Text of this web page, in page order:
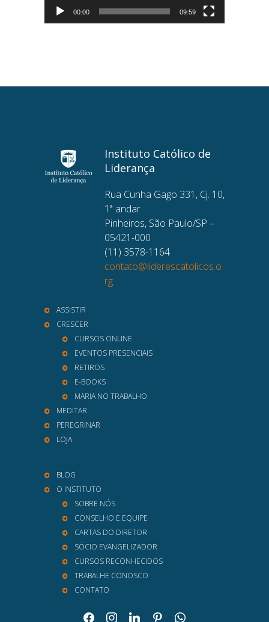
00:00 09:59
Instituto Católico de
Liderança
Rua Cunha Gago 331, Cj. 10,
1ª andar
Pinheiros, São Paulo/SP –
05421-000
(11) 3578-1164
contato@liderescatolicos.o
rg
ASSISTIR
CRESCER
CURSOS ONLINE
EVENTOS PRESENCIAIS
RETIROS
E-BOOKS
MARIA NO TRABALHO
MEDITAR
PEREGRINAR
LOJA
BLOG
O INSTITUTO
SOBRE NÓS
CONSELHO E EQUIPE
CARTAS DO DIRETOR
SÓCIO EVANGELIZADOR
CURSOS RECONHECIDOS
TRABALHE CONOSCO
CONTATO
facebookinstagramlinkedinpinterestwhatsapp